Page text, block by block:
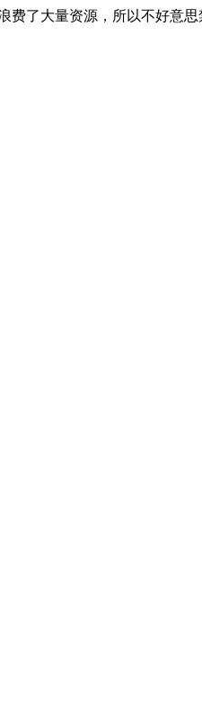
费了大量资源，所以不好意